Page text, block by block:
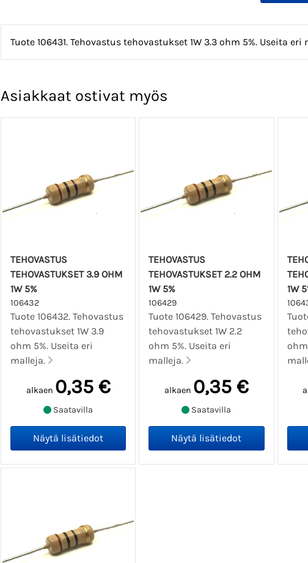
Tuote 106431. Tehovastus tehovastukset 1W 3.3 ohm 5%. Useita eri
Asiakkaat ostivat myös
TEHOVASTUS
TEHOVASTUKSET 3.9 OHM
1W 5%
106432
Tuote 106432. Tehovastus
tehovastukset 1W 3.9
ohm 5%. Useita eri
malleja.
alkaen 0,35 €
Saatavilla
TEHOVASTUS
TEHOVASTUKSET 2.2 OHM
1W 5%
106429
Tuote 106429. Tehovastus
tehovastukset 1W 2.2
ohm 5%. Useita eri
malleja.
alkaen 0,35 €
Saatavilla
1W